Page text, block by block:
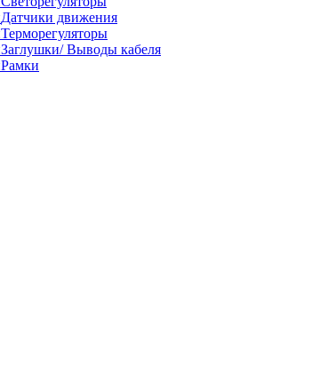
Датчики движения
Терморегуляторы
Заглушки/ Выводы кабеля
Рамки